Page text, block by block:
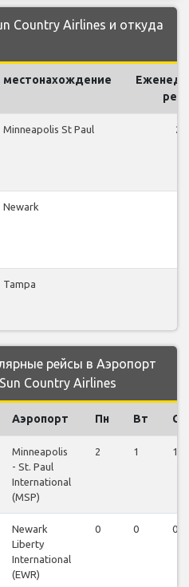
Country Airlines и откуда
местонахождение
Minneapolis St Paul 24
Newark
Tampa
рейсы в Аэропорт
Country Airlines
Аэропорт Пн Вт Ср
Minneapolis
- St. Paul
International
(MSP)
2 1 1
Newark
Liberty
International
(EWR)
0 0 0